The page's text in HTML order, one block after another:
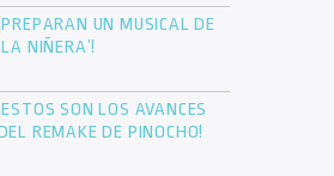
UN MUSICAL DE
NIÑERA’!
SON LOS AVANCES
REMAKE DE PINOCHO!